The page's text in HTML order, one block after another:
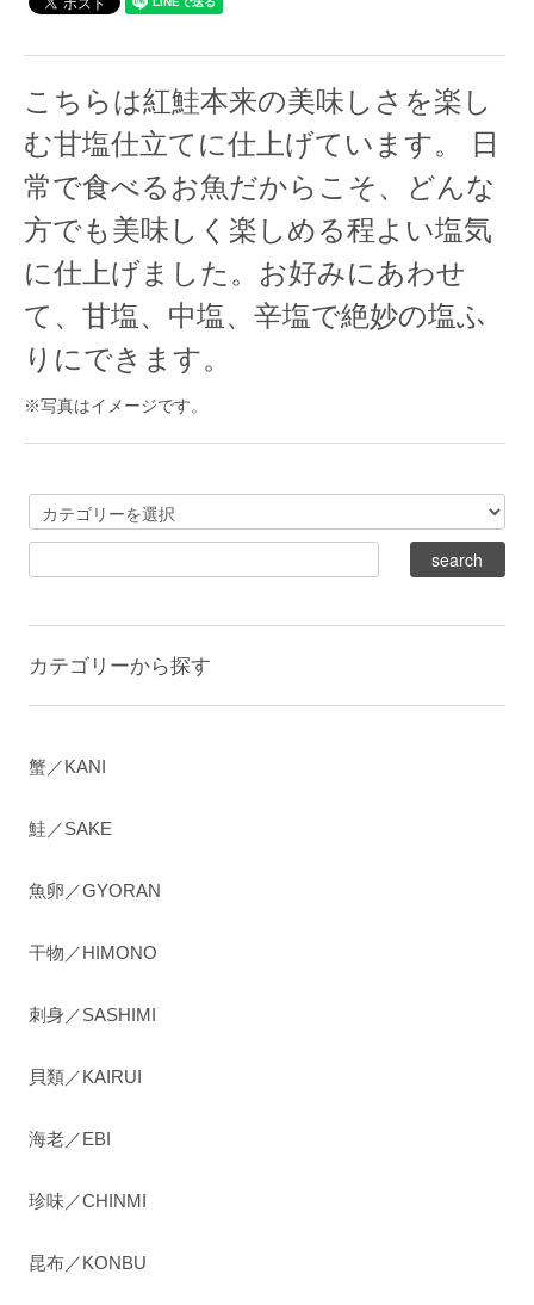
こちらは紅鮭本来の美味しさを楽し
む甘塩仕立てに仕上げています。 日
常で食べるお魚だからこそ、どんな
方でも美味しく楽しめる程よい塩気
に仕上げました。お好みにあわせ
て、甘塩、中塩、辛塩で絶妙の塩ふ
りにできます。
※写真はイメージです。
カテゴリーから探す
蟹／KANI
鮭／SAKE
魚卵／GYORAN
干物／HIMONO
刺身／SASHIMI
貝類／KAIRUI
海老／EBI
珍味／CHINMI
昆布／KONBU